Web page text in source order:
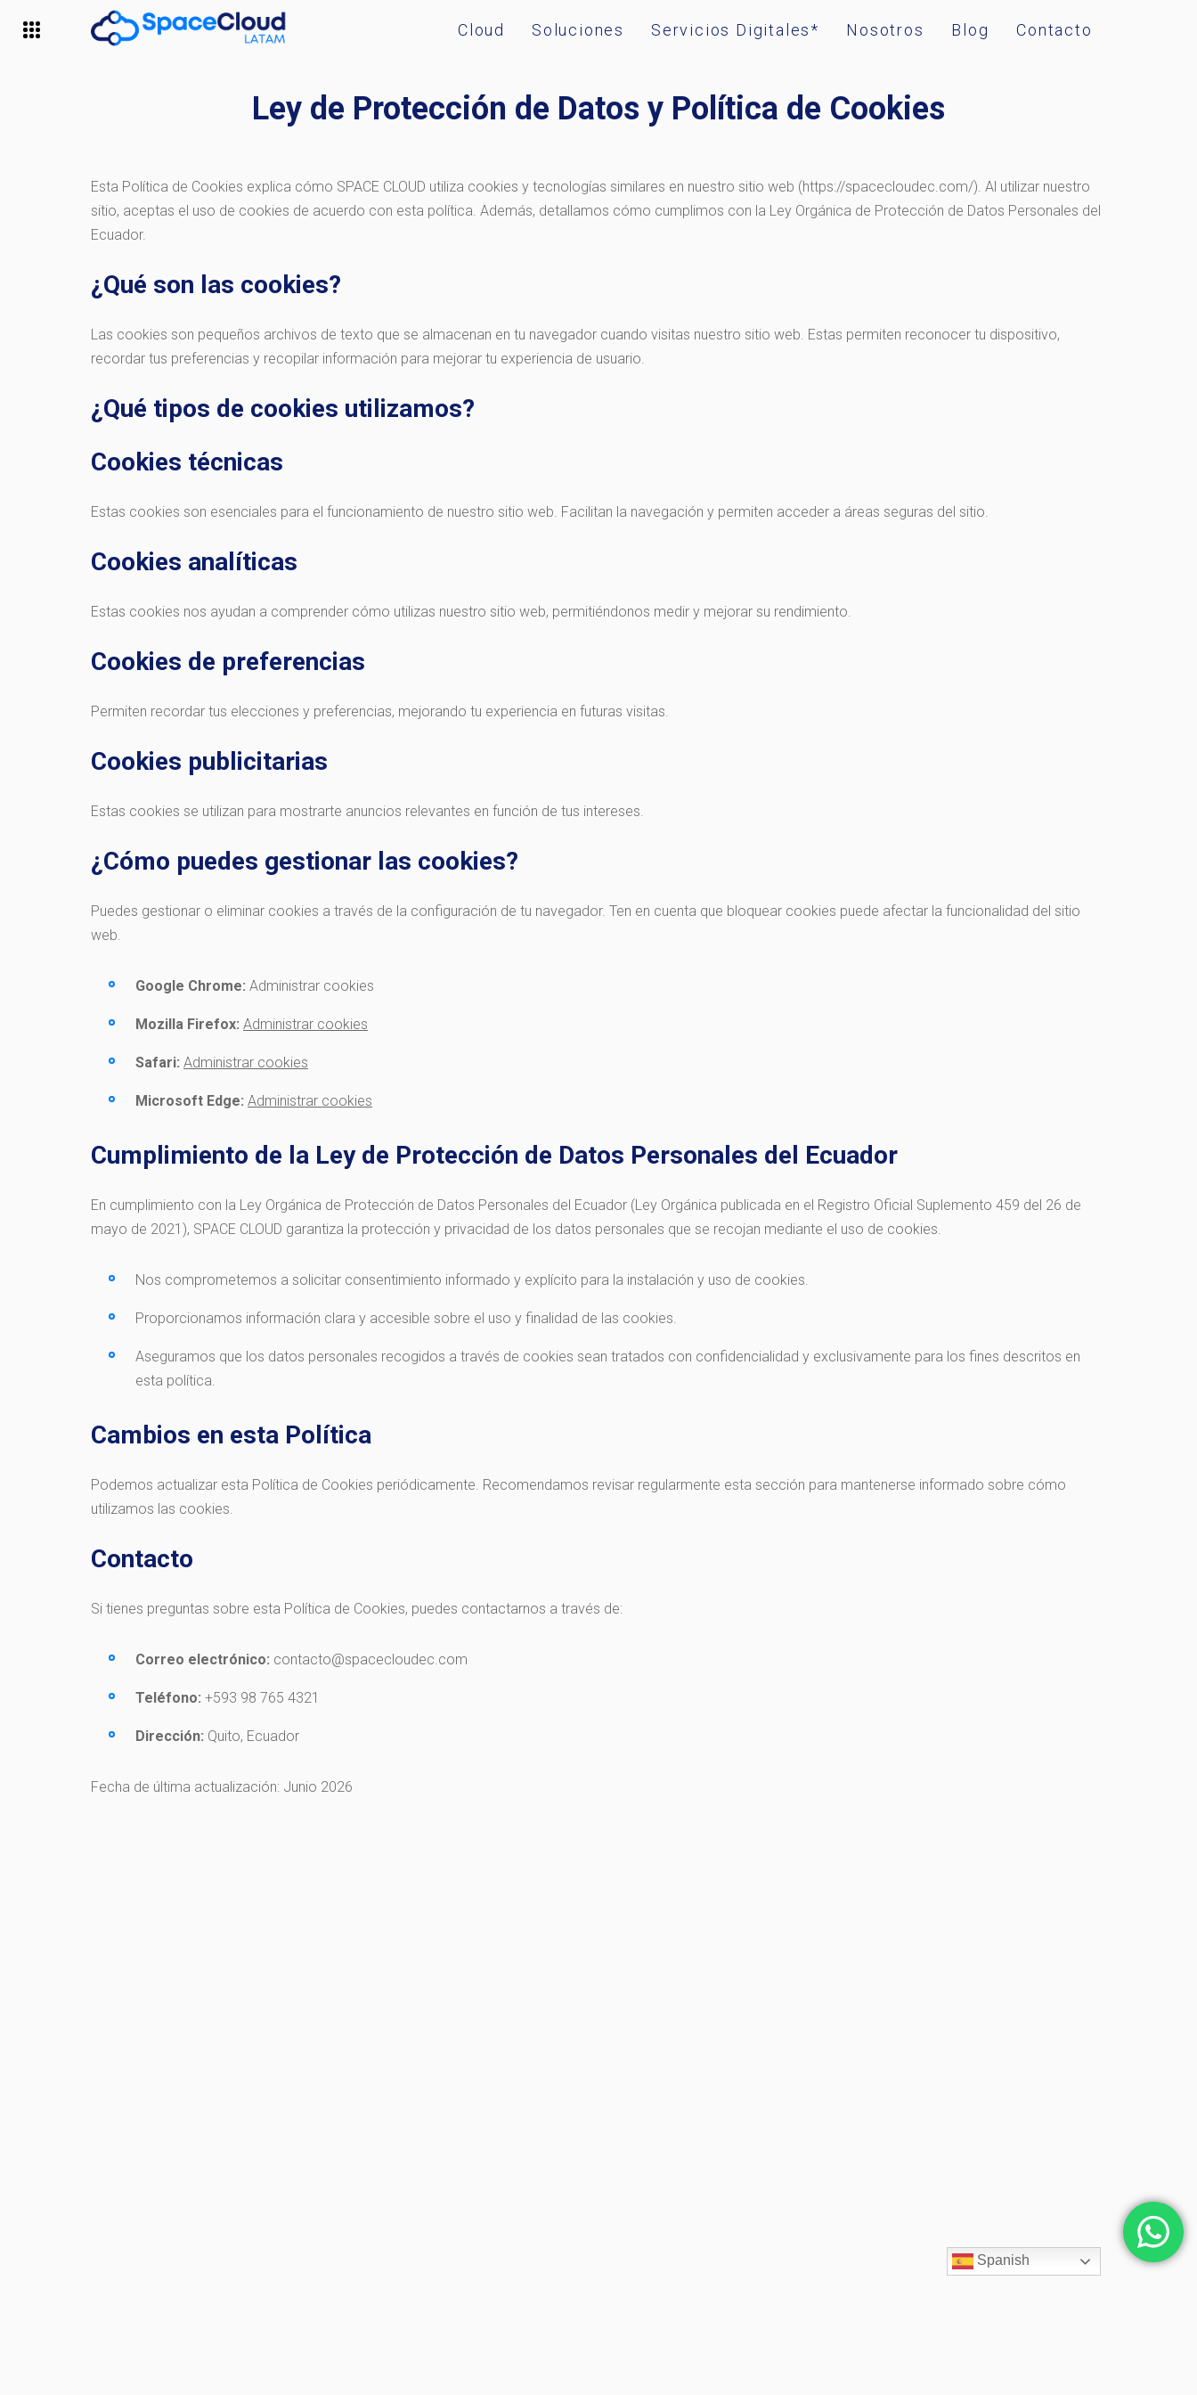
Cloud Soluciones Servicios Digitales* Nosotros Blog Contacto
Ley de Protección de Datos y Política de Cookies
Esta Política de Cookies explica cómo SPACE CLOUD utiliza cookies y tecnologías similares en nuestro sitio web (https://spacecloudec.com/). Al utilizar nuestro
sitio, aceptas el uso de cookies de acuerdo con esta política. Además, detallamos cómo cumplimos con la Ley Orgánica de Protección de Datos Personales del
Ecuador.
¿Qué son las cookies?
Las cookies son pequeños archivos de texto que se almacenan en tu navegador cuando visitas nuestro sitio web. Estas permiten reconocer tu dispositivo,
recordar tus preferencias y recopilar información para mejorar tu experiencia de usuario.
¿Qué tipos de cookies utilizamos?
Cookies técnicas
Estas cookies son esenciales para el funcionamiento de nuestro sitio web. Facilitan la navegación y permiten acceder a áreas seguras del sitio.
Cookies analíticas
Estas cookies nos ayudan a comprender cómo utilizas nuestro sitio web, permitiéndonos medir y mejorar su rendimiento.
Cookies de preferencias
Permiten recordar tus elecciones y preferencias, mejorando tu experiencia en futuras visitas.
Cookies publicitarias
Estas cookies se utilizan para mostrarte anuncios relevantes en función de tus intereses.
¿Cómo puedes gestionar las cookies?
Puedes gestionar o eliminar cookies a través de la configuración de tu navegador. Ten en cuenta que bloquear cookies puede afectar la funcionalidad del sitio
web.
Google Chrome: Administrar cookies
Mozilla Firefox: Administrar cookies
Safari: Administrar cookies
Microsoft Edge: Administrar cookies
Cumplimiento de la Ley de Protección de Datos Personales del Ecuador
En cumplimiento con la Ley Orgánica de Protección de Datos Personales del Ecuador (Ley Orgánica publicada en el Registro Oficial Suplemento 459 del 26 de
mayo de 2021), SPACE CLOUD garantiza la protección y privacidad de los datos personales que se recojan mediante el uso de cookies.
Nos comprometemos a solicitar consentimiento informado y explícito para la instalación y uso de cookies.
Proporcionamos información clara y accesible sobre el uso y finalidad de las cookies.
Aseguramos que los datos personales recogidos a través de cookies sean tratados con confidencialidad y exclusivamente para los fines descritos en
esta política.
Cambios en esta Política
Podemos actualizar esta Política de Cookies periódicamente. Recomendamos revisar regularmente esta sección para mantenerse informado sobre cómo
utilizamos las cookies.
Contacto
Si tienes preguntas sobre esta Política de Cookies, puedes contactarnos a través de:
Correo electrónico: contacto@spacecloudec.com
Teléfono: +593 98 765 4321
Dirección: Quito, Ecuador
Fecha de última actualización: Junio 2026
Spanish